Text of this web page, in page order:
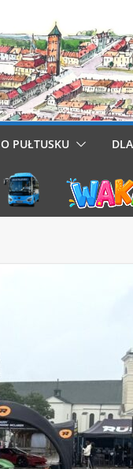
O PUŁTUSKU